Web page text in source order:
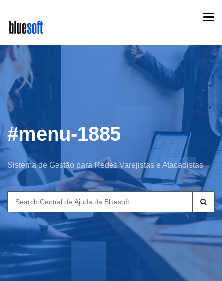
main
content
#menu-1885
Sistema de Gestão para Redes Varejistas e Atacadistas
Search
for: